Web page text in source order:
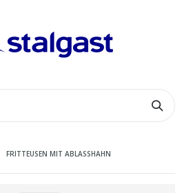
FRITTEUSEN MIT ABLASSHAHN